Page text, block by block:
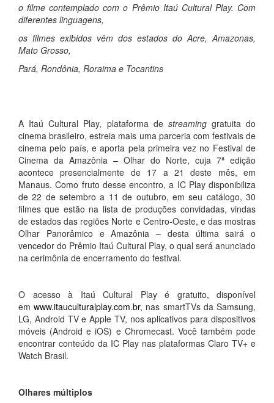
o filme contemplado com o Prêmio Itaú Cultural Play. Com
diferentes linguagens,
os filmes exibidos vêm dos estados do Acre, Amazonas,
Mato Grosso,
Pará, Rondônia, Roraima e Tocantins
A Itaú Cultural Play, plataforma de streaminggratuita do
cinema brasileiro, estreia mais uma parceria com festivais de
cinema pelo país, e aporta pela primeira vez no Festival de
Cinema da Amazônia – Olhar do Norte, cuja 7ª edição
acontece presencialmente de 17 a 21 deste mês, em
Manaus. Como fruto desse encontro, a IC Play disponibiliza
de 22 de setembro a 11 de outubro, em seu catálogo, 30
filmes que estão na lista de produções convidadas, vindas
de estados das regiões Norte e Centro-Oeste, e das mostras
Olhar Panorâmico e Amazônia – desta última sairá o
vencedor do Prêmio Itaú Cultural Play, o qual será anunciado
na cerimônia de encerramento do festival.
O acesso à Itaú Cultural Play é gratuito, disponível
emwww.itauculturalplay.com.br, nas smartTVs da Samsung,
LG, Android TV e Apple TV, nos aplicativos para dispositivos
móveis (Android e iOS) e Chromecast. Você também pode
encontrar conteúdo da IC Play nas plataformas Claro TV+ e
Watch Brasil.
Olhares múltiplos